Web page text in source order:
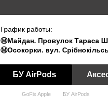
График работы:
Ⓜ️Майдан. Провулок Тараса
Ⓜ️Осокорки. вул.
БУ AirPods
GoFix Apple БУ AirPods